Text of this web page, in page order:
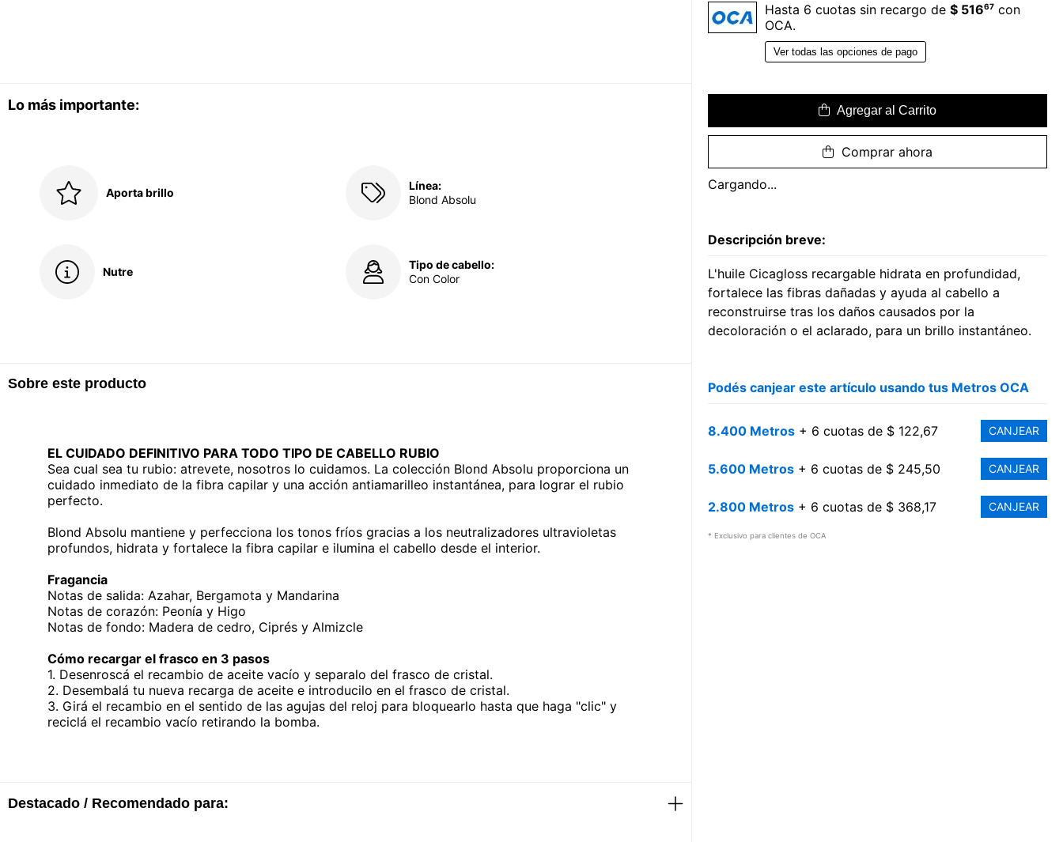
Lo más importante:
Aporta brillo
Línea:
Blond Absolu
Nutre
Tipo de cabello:
Con Color
Sobre este producto
EL CUIDADO DEFINITIVO PARA TODO TIPO DE CABELLO RUBIO
Sea cual sea tu rubio: atrevete, nosotros lo cuidamos. La colección Blond Absolu proporciona un
cuidado inmediato de la fibra capilar y una acción antiamarilleo instantánea, para lograr el rubio
perfecto.
Blond Absolu mantiene y perfecciona los tonos fríos gracias a los neutralizadores ultravioletas
profundos, hidrata y fortalece la fibra capilar e ilumina el cabello desde el interior.
Fragancia
Notas de salida: Azahar, Bergamota y Mandarina
Notas de corazón: Peonía y Higo
Notas de fondo: Madera de cedro, Ciprés y Almizcle
Cómo recargar el frasco en 3 pasos
1. Desenroscá el recambio de aceite vacío y separalo del frasco de cristal.
2. Desembalá tu nueva recarga de aceite e introducilo en el frasco de cristal.
3. Girá el recambio en el sentido de las agujas del reloj para bloquearlo hasta que haga "clic" y
reciclá el recambio vacío retirando la bomba.
Destacado / Recomendado para:
Hasta 6 cuotas sin recargo de $ 51667con
OCA.
Ver todas las opciones de pago
Agregar al Carrito
Comprar ahora
Cargando...
Descripción breve:
L'huile Cicagloss recargable hidrata en profundidad,
fortalece las fibras dañadas y ayuda al cabello a
reconstruirse tras los daños causados por la
decoloración o el aclarado, para un brillo instantáneo.
Podés canjear este artículo usando tus Metros OCA
8.400 Metros+ 6 cuotas de $ 122,67 CANJEAR
5.600 Metros+ 6 cuotas de $ 245,50 CANJEAR
2.800 Metros+ 6 cuotas de $ 368,17 CANJEAR
* Exclusivo para clientes de OCA